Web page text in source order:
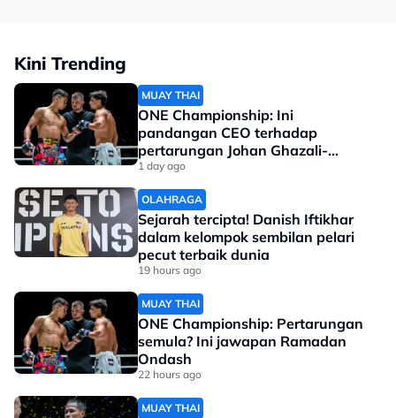
Kini Trending
MUAY THAI
ONE Championship: Ini
pandangan CEO terhadap
pertarungan Johan Ghazali-
Ramadan Ondash
1 day ago
OLAHRAGA
Sejarah tercipta! Danish Iftikhar
dalam kelompok sembilan pelari
pecut terbaik dunia
19 hours ago
MUAY THAI
ONE Championship: Pertarungan
semula? Ini jawapan Ramadan
Ondash
22 hours ago
MUAY THAI